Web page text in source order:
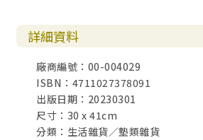
詳細資料
廠商編號：00-004029
ISBN：4711027378091
出版日期：20230301
尺寸：30 x 41cm
分類：生活雜貨／墊類雜貨